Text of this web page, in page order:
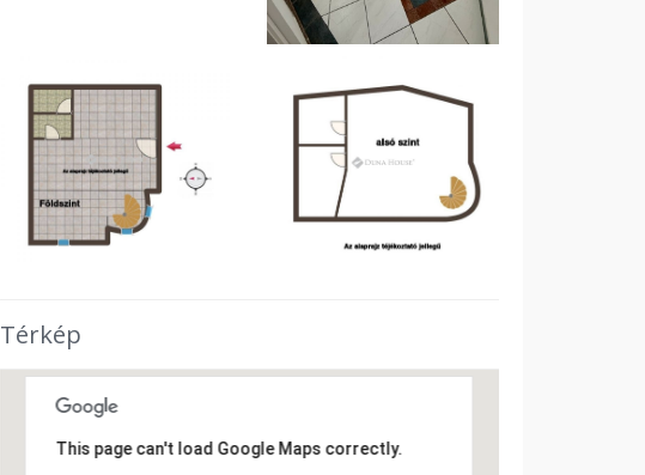
Térkép
This page can't load Google Maps correctly.